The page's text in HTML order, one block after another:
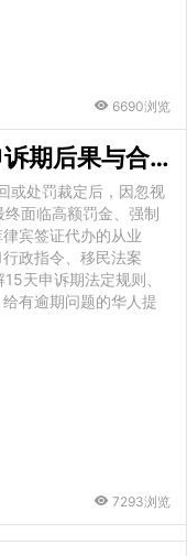
6690浏览
与合规补救全解析
或处罚裁定后，因忽视
面临高额罚金、强制
宾签证代办的从业
政指令、移民法案
天申诉期法定规则、
有逾期问题的华人提
7293浏览